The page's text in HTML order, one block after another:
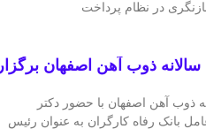
در نظام پرداخت
ذوب آهن اصفهان برگزار
ذوب آهن اصفهان با حضور دکتر
بانک رفاه کارگران به عنوان رئیس